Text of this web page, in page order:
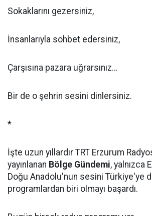
Sokaklarını gezersiniz,
İnsanlarıyla sohbet edersiniz,
Çarşısına pazara uğrarsınız…
Bir de o şehrin sesini dinlersiniz.
*
İşte uzun yıllardır TRT Erzurum
yayınlanan Bölge Gündemi, yalnızca
Doğu Anadolu'nun sesini Türkiye'ye
programlardan biri olmayı başardı.